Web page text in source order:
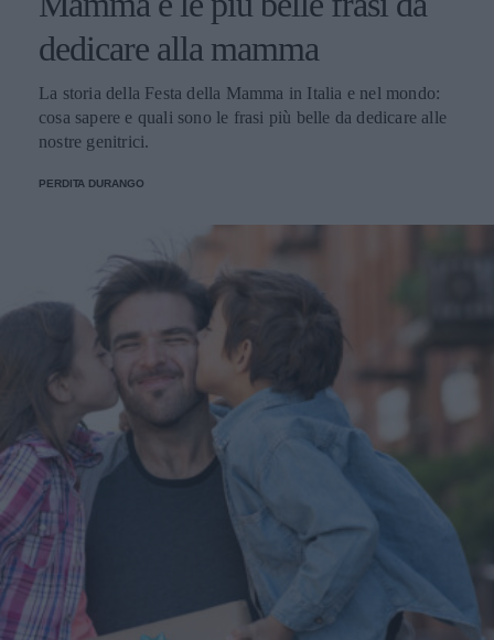
dedicare alla mamma
La storia della Festa della Mamma in Italia e nel mondo:
cosa sapere e quali sono le frasi più belle da dedicare alle
nostre genitrici.
PERDITA DURANGO